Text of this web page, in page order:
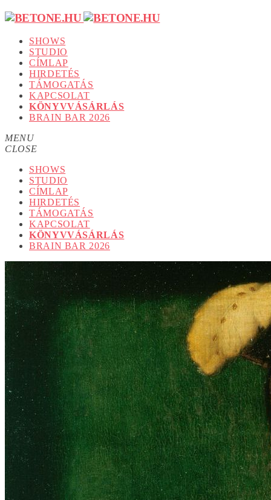
SHOWS
STUDIO
CÍMLAP
HIRDETÉS
TÁMOGATÁS
KAPCSOLAT
KÖNYVVÁSÁRLÁS
BRAIN BAR 2026
MENU
CLOSE
SHOWS
STUDIO
CÍMLAP
HIRDETÉS
TÁMOGATÁS
KAPCSOLAT
KÖNYVVÁSÁRLÁS
BRAIN BAR 2026